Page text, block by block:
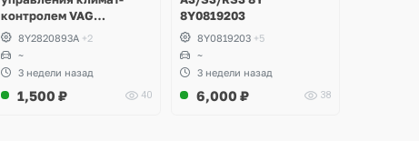
контролем VAG
8Y2820893A
8Y2820893A +2
~
3 недели назад
1,500 ₽ 40
8Y0819203
8Y0819203 +5
~
3 недели назад
6,000 ₽ 38